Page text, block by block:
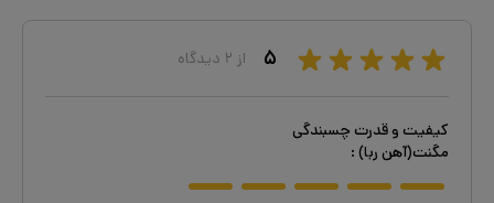
۵ از ۲ دیدگاه
کیفیت و قدرت چسبندگی
مگنت(آهن ربا) :